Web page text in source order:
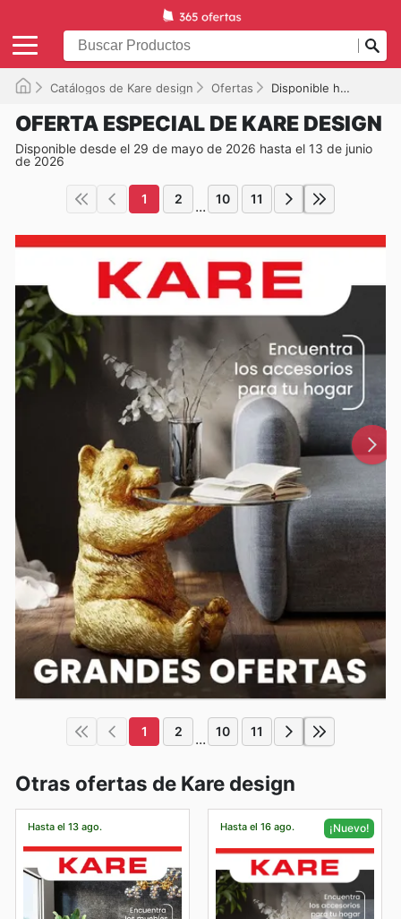
Catálogos de Kare design Ofertas Disponible hasta el 13/06/2026
OFERTA ESPECIAL DE KARE DESIGN
Disponible desde el 29 de mayo de 2026 hasta el 13 de junio
de 2026
1 2 ... 10 11
1 2 ... 10 11
Otras ofertas de Kare design
Hasta el 13 ago. Hasta el 16 ago. ¡Nuevo!